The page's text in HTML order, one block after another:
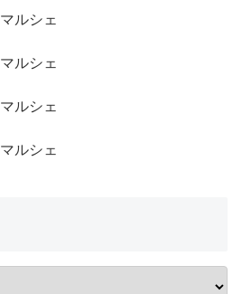
ルシェ
ルシェ
ルシェ
ルシェ